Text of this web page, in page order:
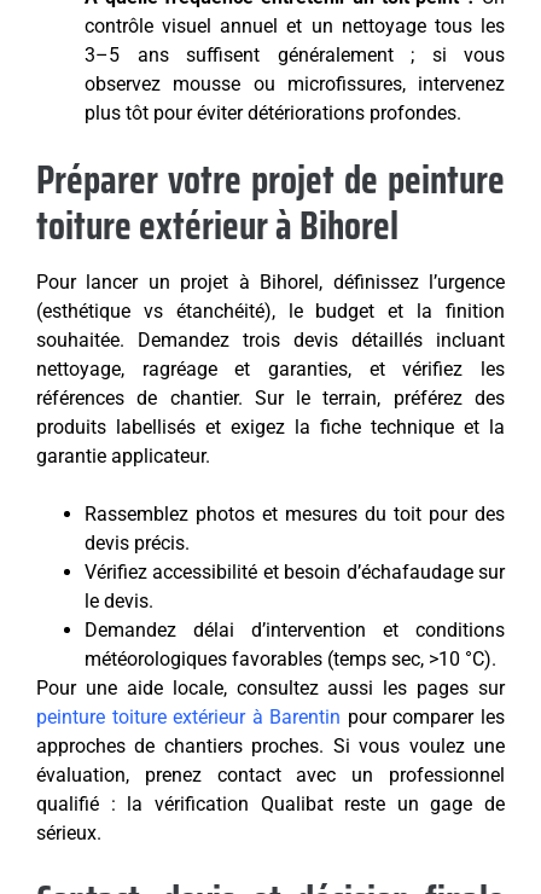
contrôle visuel annuel et un nettoyage tous les
3–5 ans suffisent généralement ; si vous
observez mousse ou microfissures, intervenez
plus tôt pour éviter détériorations profondes.
Préparer votre projet de peinture
toiture extérieur à Bihorel
Pour lancer un projet à Bihorel, définissez l’urgence
(esthétique vs étanchéité), le budget et la finition
souhaitée. Demandez trois devis détaillés incluant
nettoyage, ragréage et garanties, et vérifiez les
références de chantier. Sur le terrain, préférez des
produits labellisés et exigez la fiche technique et la
garantie applicateur.
Rassemblez photos et mesures du toit pour des
devis précis.
Vérifiez accessibilité et besoin d’échafaudage sur
le devis.
Demandez délai d’intervention et conditions
météorologiques favorables (temps sec, >10 °C).
Pour une aide locale, consultez aussi les pages sur
peinture toiture extérieur à Barentin pour comparer les
approches de chantiers proches. Si vous voulez une
évaluation, prenez contact avec un professionnel
qualifié : la vérification Qualibat reste un gage de
sérieux.